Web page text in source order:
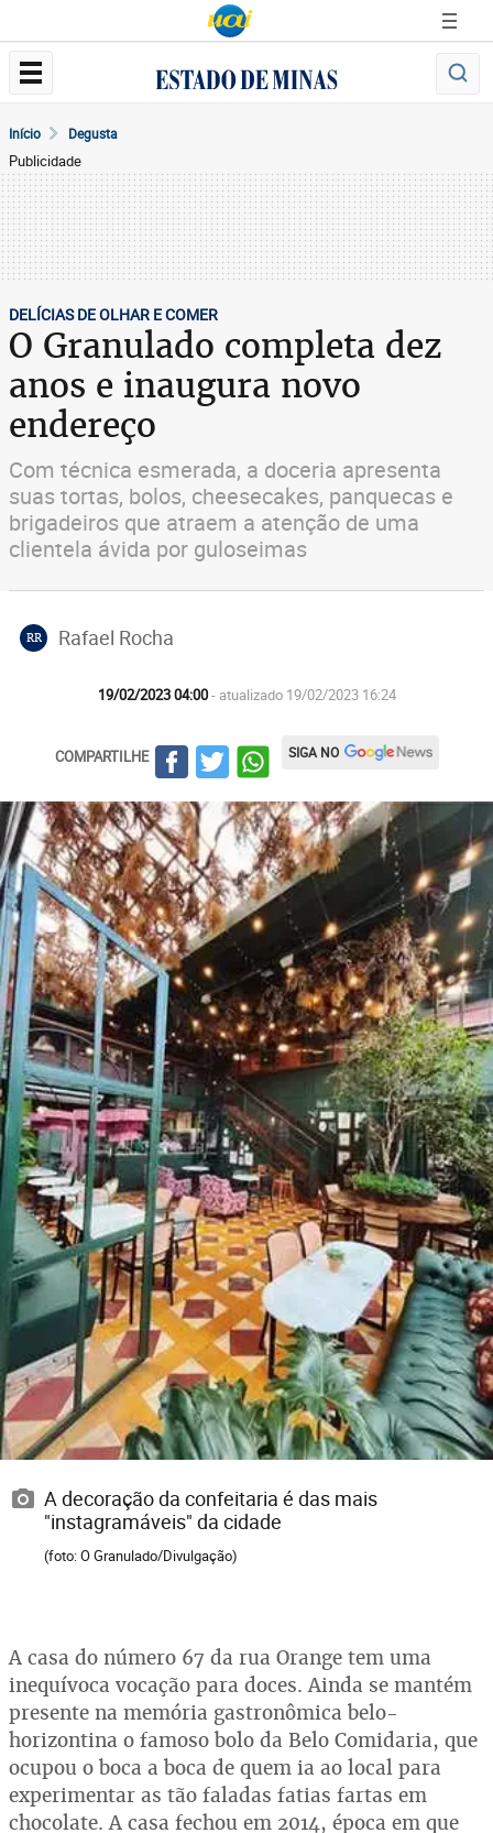
Início Degusta
Publicidade
DELÍCIAS DE OLHAR E COMER
O Granulado completa dez
anos e inaugura novo
endereço
Com técnica esmerada, a doceria apresenta
suas tortas, bolos, cheesecakes, panquecas e
brigadeiros que atraem a atenção de uma
clientela ávida por guloseimas
RR Rafael Rocha
19/02/2023 04:00- atualizado 19/02/2023 16:24
COMPARTILHE SIGA NO
A decoração da confeitaria é das mais
"instagramáveis" da cidade
(foto: O Granulado/Divulgação)
A casa do número 67 da rua Orange tem uma
inequívoca vocação para doces. Ainda se mantém
presente na memória gastronômica belo-
horizontina o famoso bolo da Belo Comidaria, que
ocupou o boca a boca de quem ia ao local para
experimentar as tão faladas fatias fartas em
chocolate. A casa fechou em 2014, época em que